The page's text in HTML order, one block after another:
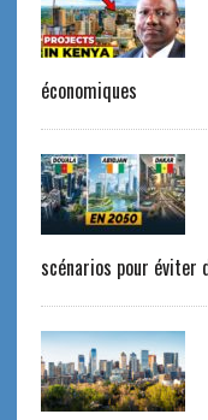
économiques
scénarios pour